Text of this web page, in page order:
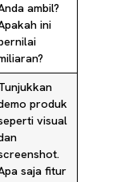
ambil?
ini
produk
visual
saja fitur